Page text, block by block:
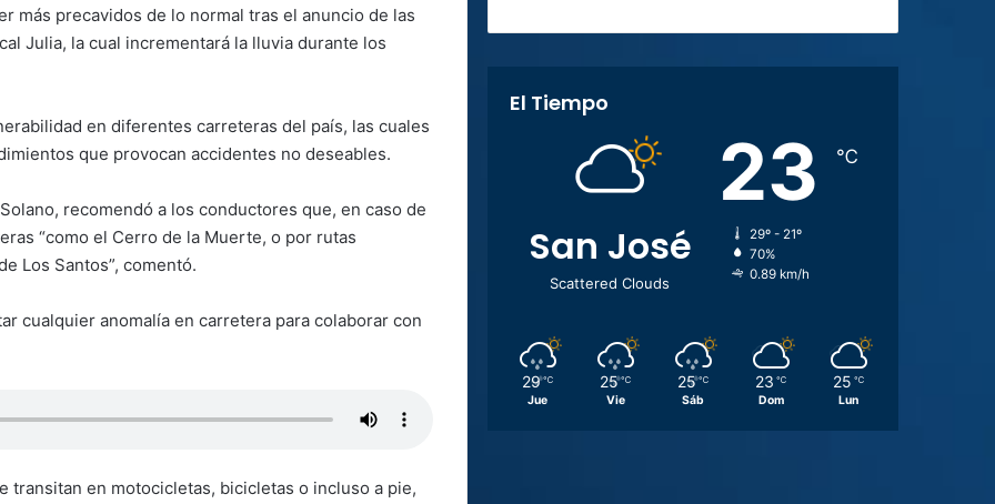
más precavidos de lo normal tras el anuncio de las
Julia, la cual incrementará la lluvia durante los
en diferentes carreteras del país, las cuales
que provocan accidentes no deseables.
recomendó a los conductores que, en caso de
“como el Cerro de la Muerte, o por rutas
Los Santos”, comentó.
cualquier anomalía en carretera para colaborar con
transitan en motocicletas, bicicletas o incluso a pie,
El Tiempo
San José
Scattered Clouds
23 ℃
29º - 21º
70%
0.89 km/h
29 ℃
Jue
25 ℃
Vie
25 ℃
Sáb
23 ℃
Dom
25 ℃
Lun